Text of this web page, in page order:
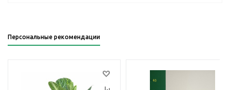
Персональные рекомендации